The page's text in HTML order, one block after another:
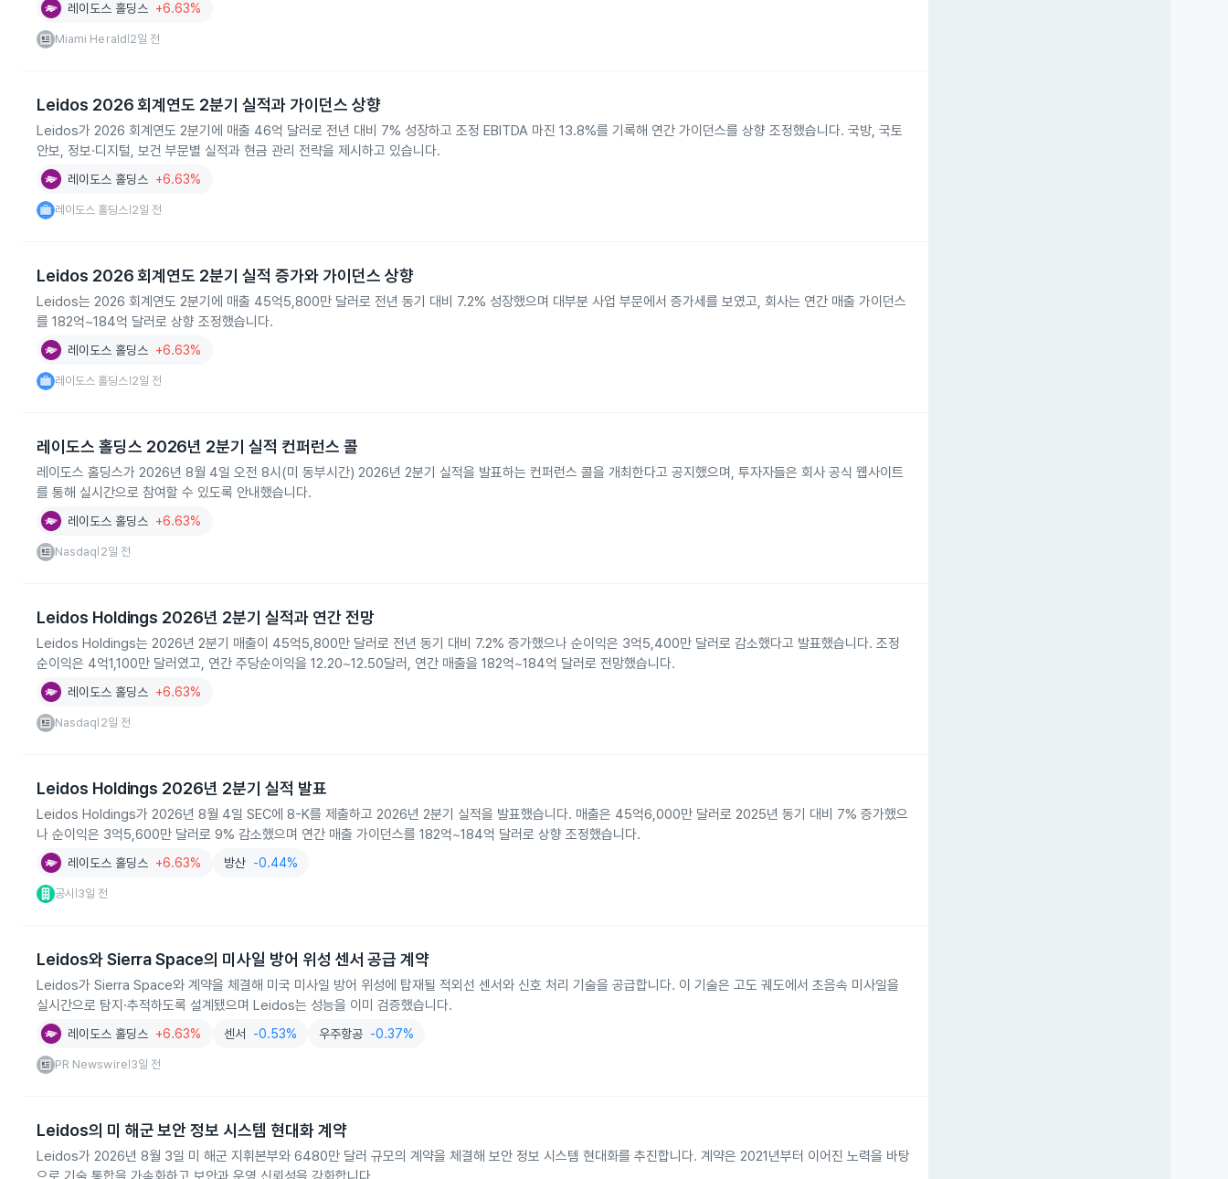
레이도스 홀딩스 +6.63%
Miami Herald 2일 전
Leidos 2026 회계연도 2분기 실적과 가이던스 상향
Leidos가 2026 회계연도 2분기에 매출 46억 달러로 전년 대비 7% 성장하고 조정 EBITDA 마진 13.8%를 기록해 연간 가이던스를 상향 조정했습니다. 국방, 국토
안보, 정보·디지털, 보건 부문별 실적과 현금 관리 전략을 제시하고 있습니다.
레이도스 홀딩스 +6.63%
레이도스 홀딩스 2일 전
Leidos 2026 회계연도 2분기 실적 증가와 가이던스 상향
Leidos는 2026 회계연도 2분기에 매출 45억5,800만 달러로 전년 동기 대비 7.2% 성장했으며 대부분 사업 부문에서 증가세를 보였고, 회사는 연간 매출 가이던스
를 182억~184억 달러로 상향 조정했습니다.
레이도스 홀딩스 +6.63%
레이도스 홀딩스 2일 전
레이도스 홀딩스 2026년 2분기 실적 컨퍼런스 콜
레이도스 홀딩스가 2026년 8월 4일 오전 8시(미 동부시간) 2026년 2분기 실적을 발표하는 컨퍼런스 콜을 개최한다고 공지했으며, 투자자들은 회사 공식 웹사이트
를 통해 실시간으로 참여할 수 있도록 안내했습니다.
레이도스 홀딩스 +6.63%
Nasdaq 2일 전
Leidos Holdings 2026년 2분기 실적과 연간 전망
Leidos Holdings는 2026년 2분기 매출이 45억5,800만 달러로 전년 동기 대비 7.2% 증가했으나 순이익은 3억5,400만 달러로 감소했다고 발표했습니다. 조정
순이익은 4억1,100만 달러였고, 연간 주당순이익을 12.20~12.50달러, 연간 매출을 182억~184억 달러로 전망했습니다.
레이도스 홀딩스 +6.63%
Nasdaq 2일 전
Leidos Holdings 2026년 2분기 실적 발표
Leidos Holdings가 2026년 8월 4일 SEC에 8-K를 제출하고 2026년 2분기 실적을 발표했습니다. 매출은 45억6,000만 달러로 2025년 동기 대비 7% 증가했으
나 순이익은 3억5,600만 달러로 9% 감소했으며 연간 매출 가이던스를 182억~184억 달러로 상향 조정했습니다.
레이도스 홀딩스 +6.63% 방산 -0.44%
공시 3일 전
Leidos와 Sierra Space의 미사일 방어 위성 센서 공급 계약
Leidos가 Sierra Space와 계약을 체결해 미국 미사일 방어 위성에 탑재될 적외선 센서와 신호 처리 기술을 공급합니다. 이 기술은 고도 궤도에서 초음속 미사일을
실시간으로 탐지·추적하도록 설계됐으며 Leidos는 성능을 이미 검증했습니다.
레이도스 홀딩스 +6.63% 센서 -0.53% 우주항공 -0.37%
PR Newswire 3일 전
Leidos의 미 해군 보안 정보 시스템 현대화 계약
Leidos가 2026년 8월 3일 미 해군 지휘본부와 6480만 달러 규모의 계약을 체결해 보안 정보 시스템 현대화를 추진합니다. 계약은 2021년부터 이어진 노력을 바탕